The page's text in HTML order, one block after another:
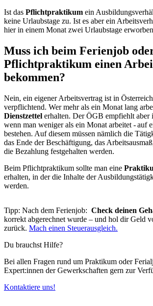
Ist das Pflichtpraktikum ein
keine Urlaubstage zu. Ist es aber ein
hier in einem Monat zwei Urlaubstage
Muss ich beim Ferienjob
Pflichtpraktikum einen
bekommen?
Nein, ein eigener Arbeitsvertrag ist in
verpflichtend. Wer mehr als ein Monat lang
Dienstzettel erhalten. Der ÖGB empfiehlt aber
wenn man weniger als ein Monat arbeitet - auf
bestehen. Auf diesem müssen nämlich die
das Ende der Beschäftigung, das
die Bezahlung festgehalten werden.
Beim Pflichtpraktikum sollte man eine
erhalten, in der die Inhalte der
werden.
Tipp: Nach dem Ferienjob: Check deinen
korrekt abgerechnet wurde – und hol dir Geld
zurück. Mach einen Steuerausgleich.
Du brauchst Hilfe?
Bei allen Fragen rund um Praktikum oder
Expert:innen der Gewerkschaften gern zur
Kontaktiere uns!